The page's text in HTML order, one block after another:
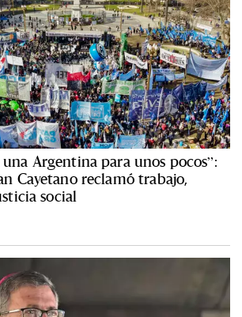
Argentina para unos pocos”:
Cayetano reclamó trabajo,
social